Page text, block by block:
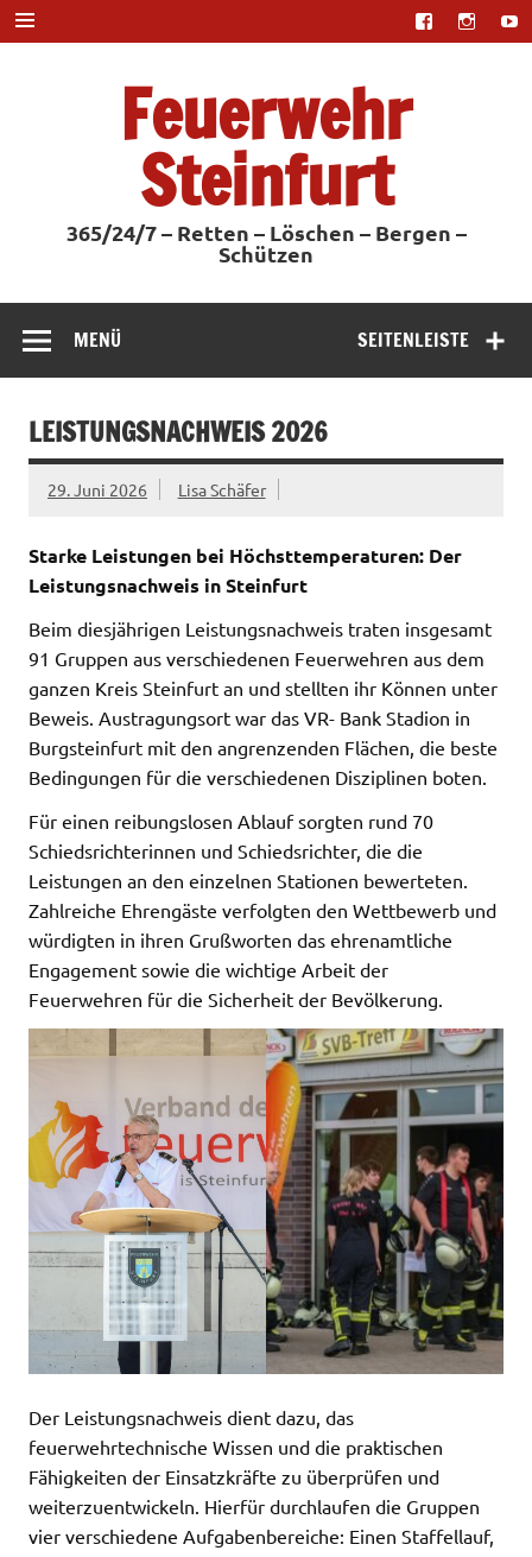
Zum
Inhalt
springen
Feuerwehr
Steinfurt
365/24/7 – Retten – Löschen – Bergen –
Schützen
SEITENLEISTE
MENÜ
LEISTUNGSNACHWEIS 2026
29. Juni 2026 Lisa Schäfer
Starke Leistungen bei Höchsttemperaturen: Der
Leistungsnachweis in Steinfurt
Beim diesjährigen Leistungsnachweis traten insgesamt
91 Gruppen aus verschiedenen Feuerwehren aus dem
ganzen Kreis Steinfurt an und stellten ihr Können unter
Beweis. Austragungsort war das VR- Bank Stadion in
Burgsteinfurt mit den angrenzenden Flächen, die beste
Bedingungen für die verschiedenen Disziplinen boten.
Für einen reibungslosen Ablauf sorgten rund 70
Schiedsrichterinnen und Schiedsrichter, die die
Leistungen an den einzelnen Stationen bewerteten.
Zahlreiche Ehrengäste verfolgten den Wettbewerb und
würdigten in ihren Grußworten das ehrenamtliche
Engagement sowie die wichtige Arbeit der
Feuerwehren für die Sicherheit der Bevölkerung.
Der Leistungsnachweis dient dazu, das
feuerwehrtechnische Wissen und die praktischen
Fähigkeiten der Einsatzkräfte zu überprüfen und
weiterzuentwickeln. Hierfür durchlaufen die Gruppen
vier verschiedene Aufgabenbereiche: Einen Staffellauf,